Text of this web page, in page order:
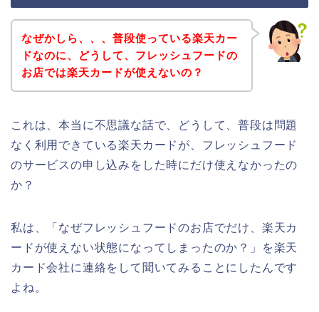
なぜかしら、、、普段使っている楽天カー
ドなのに、どうして、フレッシュフードの
お店では楽天カードが使えないの？
これは、本当に不思議な話で、どうして、普段は問題
なく利用できている楽天カードが、フレッシュフード
のサービスの申し込みをした時にだけ使えなかったの
か？
私は、「なぜフレッシュフードのお店でだけ、楽天カ
ードが使えない状態になってしまったのか？」を楽天
カード会社に連絡をして聞いてみることにしたんです
よね。